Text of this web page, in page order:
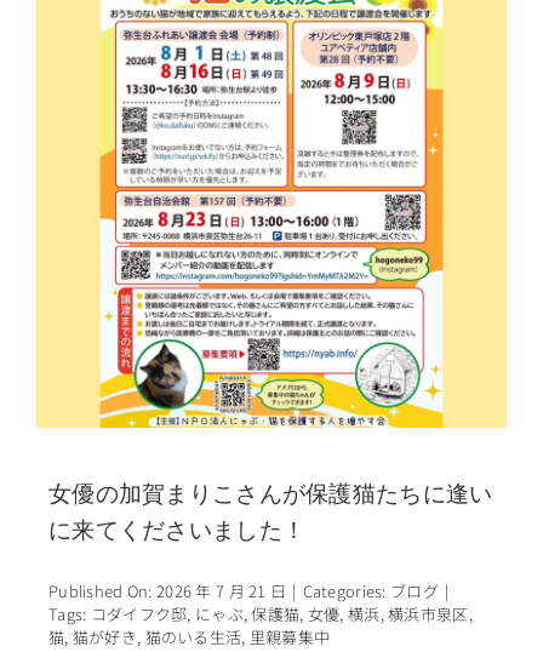
女優の加賀まりこさんが保護猫たちに逢い
に来てくださいました！
Published On: 2026 年 7 月 21 日 | Categories: ブログ |
Tags: コダイフク邸, にゃぶ,保護猫, 女優,横浜,横浜市泉区,
猫, 猫が好き, 猫のいる生活, 里親募集中